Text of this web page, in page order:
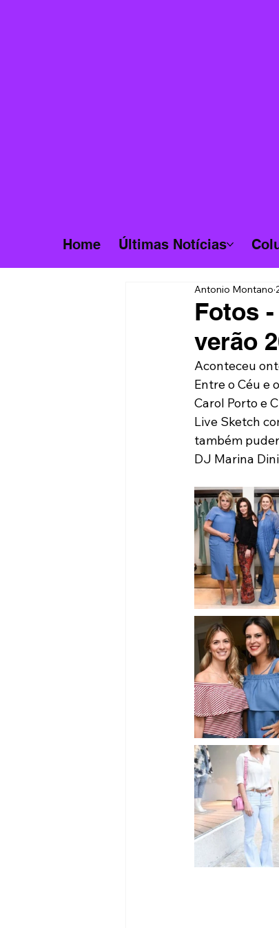
Home Últimas Notícias
Fotos
verão
Antonio Montano
Aconteceu
Entre o Céu e
Carol Porto e
Live Sketch
também
DJ Marina